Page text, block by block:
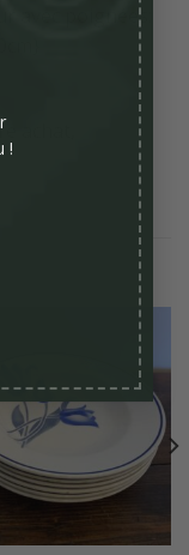
!
avec poignées:
achat,